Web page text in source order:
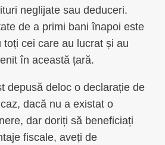
neglijate sau deduceri.
de a primi bani înapoi este
cei care au lucrat și au
în această țară.
depusă deloc o declarație de
dacă nu a existat o
dar doriți să beneficiați
fiscale, aveți de